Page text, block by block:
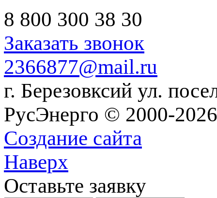
8 800 300 38 30
Заказать звонок
2366877@mail.ru
г. Березовксий ул.
РусЭнерго © 2000-
Создание сайта
Наверх
Оставьте заявку